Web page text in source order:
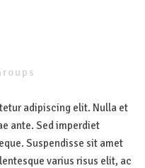
adipiscing elit. Nulla et
ante. Sed imperdiet
Suspendisse sit amet
varius risus elit, ac